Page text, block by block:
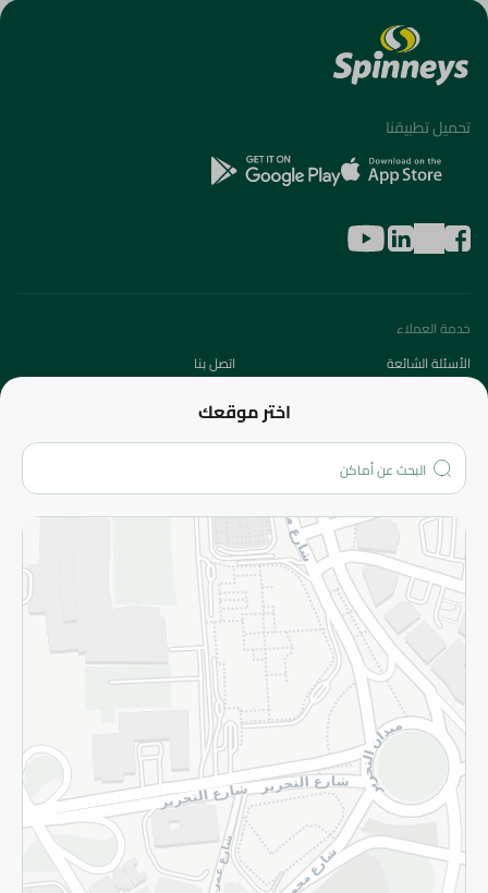
اختر موقعك
تحميل تطبيقنا
خدمة العملاء
الأسئلة الشائعة
اتصل بنا
من نحن؟
الفروع
المزيد
الاسترجاع
سياسة الاستخدام
سياسة الخصوصية
قم بالتسجيل للنشرة
©2026 - Spinneys | جميع الحقوق محفوظة